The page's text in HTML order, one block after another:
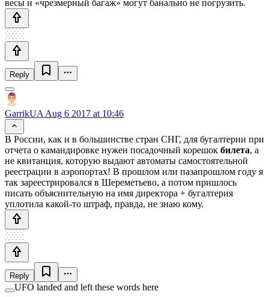
весы и «чрезмерный багаж» могут банально не погрузить.
Reply
GarrikUA Aug 6 2017 at 10:46
В России, как и в большинстве стран СНГ, для бугалтерии при
отчета о камандировке нужен посадочный корешок билета, а
не квитанция, которую выдают автоматы самостоятельной
реестрации в аэропортах! В прошлом или пазапрошлом году я
так зареестрировался в Шереметьево, а потом пришлось
писать объяснительную на имя директора + бугалтерия
уплотила какой-то штраф, правда, не знаю кому.
Reply
UFO landed and left these words here